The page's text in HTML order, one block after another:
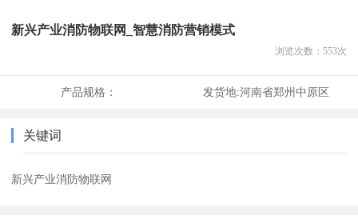
新兴产业消防物联网_智慧消防营销模式
浏览次数： 553次
产品规格： 发货地:河南省郑州中原区
关键词
新兴产业消防物联网